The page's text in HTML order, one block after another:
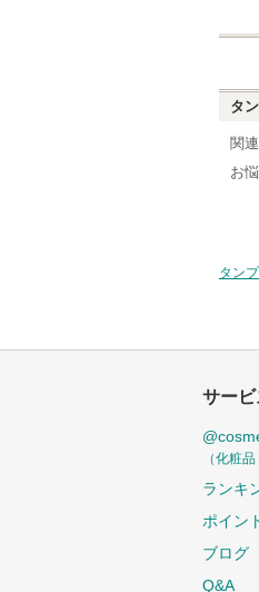
タ
関
お
タン
サービ
（化粧
ランキ
ポイン
ブログ
Q&A